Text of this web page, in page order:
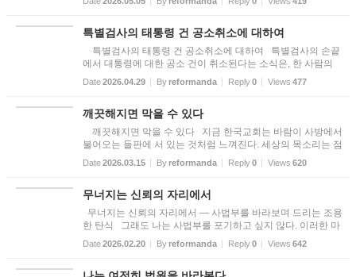
파로 남고 싶어 하지 않는다. 왜 그럴까? 울리 쿨케(Ulli Kul...
특별검사의 태통령 건 공소취소에 대하여
특별검사의 태통령 건 공소취소에 대하여 특별검사의 손끝
에서 대통령에 대한 공소 건이 취소된다는 소식은, 한 사람의
운명만이 아니라 한 나라의 영혼을 흔드는 일처럼 들린다. 마
치 오래된 성당의 종이 저녁 하늘 아래 낮게 울리는 순간과도
Date2026.04.29 Byreformanda Reply0 Views 477
깨끗해지면 막을 수 있다
깨끗해지면 막을 수 있다 지금 한국교회는 바람이 사방에서
불어오는 들판에 서 있는 것처럼 느껴진다. 세상의 목소리는 점
점 더 커지고, 교회의 숨은 점점 더 가빠진다. 하나님의 창조 질
서를 흔들려는 흐름 속에서 여러 법과 제도들이 반복해서 제
Date2026.03.15 Byreformanda Reply0 Views 620
무너지는 신뢰의 자리에서
무너지는 신뢰의 자리에서 — 사법부를 바라보며 드리는 조용
한 탄식 그래도 나는 사법부를 포기하고 싶지 않다. 이러한 마
음은 여전히 내 안에 남아 있다. 비판의 말이 입 밖으로 나오기
전에도, 나는 먼저 한숨부터 쉰다. 이 나라가 여기까지 오기까
Date2026.02.20 Byreformanda Reply0 Views 642